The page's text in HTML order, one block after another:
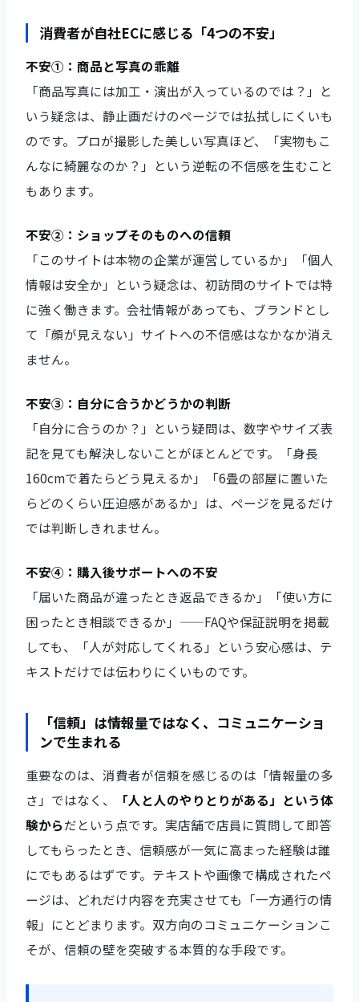
消費者が自社ECに感じる「4つの不安」
不安①：商品と写真の乖離
「商品写真には加工・演出が入っているのでは？」と
いう疑念は、静止画だけのページでは払拭しにくいも
のです。プロが撮影した美しい写真ほど、「実物もこ
んなに綺麗なのか？」という逆転の不信感を生むこと
もあります。
不安②：ショップそのものへの信頼
「このサイトは本物の企業が運営しているか」「個人
情報は安全か」という疑念は、初訪問のサイトでは特
に強く働きます。会社情報があっても、ブランドとし
て「顔が見えない」サイトへの不信感はなかなか消え
ません。
不安③：自分に合うかどうかの判断
「自分に合うのか？」という疑問は、数字やサイズ表
記を見ても解決しないことがほとんどです。「身長
160cmで着たらどう見えるか」「6畳の部屋に置いた
らどのくらい圧迫感があるか」は、ページを見るだけ
では判断しきれません。
不安④：購入後サポートへの不安
「届いた商品が違ったとき返品できるか」「使い方に
困ったとき相談できるか」——FAQや保証説明を掲載
しても、「人が対応してくれる」という安心感は、テ
キストだけでは伝わりにくいものです。
「信頼」は情報量ではなく、コミュニケーショ
ンで生まれる
重要なのは、消費者が信頼を感じるのは「情報量の多
さ」ではなく、
「人と人のやりとりがある」という体
験からだという点です。実店舗で店員に質問して即答
してもらったとき、信頼感が一気に高まった経験は誰
にでもあるはずです。テキストや画像で構成されたペ
ージは、どれだけ内容を充実させても「一方通行の情
報」にとどまります。双方向のコミュニケーションこ
そが、信頼の壁を突破する本質的な手段です。